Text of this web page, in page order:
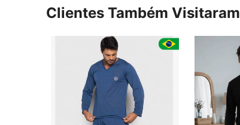
Clientes Também Visitaram